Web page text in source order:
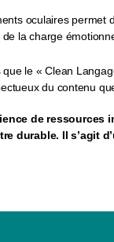
oculaires
la charge
le « Clean
du contenu
de ressources
durable. Il s’agit